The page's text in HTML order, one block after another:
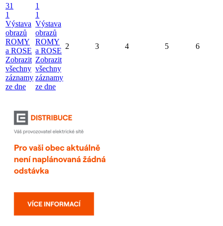
31
1
Výstava
obrazů
ROMY
a ROSE
Zobrazit
všechny
záznamy
ze dne
1
1
Výstava
obrazů
ROMY
a ROSE
Zobrazit
všechny
záznamy
ze dne
2 3 4 5 6